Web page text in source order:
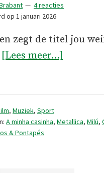
4 reacties
op 1 januari 2026
zegt de titel jou
[Lees meer...]
een
, Muziek, Sport
A minha casinha, Metallica, Milú,
& Pontapés